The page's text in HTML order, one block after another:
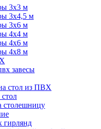
3х3 м
3х4,5 м
3х6 м
4х4 м
4х6 м
4х8 м
завесы
стол из ПВХ
стол
столешницу
гирлянд